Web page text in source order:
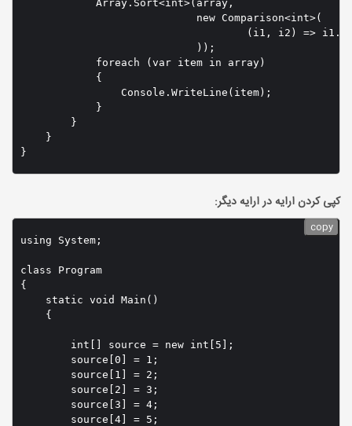
            Array.Sort<int>(array,
                            new Comparison<int>(
(i1, i2) =>
                            ));
            foreach (var item in array)
            {
                Console.WriteLine(item);
            }
        }
    }
}
کپی کردن ارایه در ارایه دیگر:
using System;
class Program
{
    static void Main()
    {
        int[] source = new int[5];
        source[0] = 1;
        source[1] = 2;
        source[2] = 3;
        source[3] = 4;
        source[4] = 5;
copy